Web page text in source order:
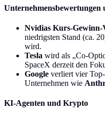
Nvidias Kurs-Gewinn-
niedrigsten Stand (ca.
wird.
Tesla wird als „Co-
SpaceX derzeit den
Google verliert vier
Unternehmen wie
KI-Agenten und Krypto